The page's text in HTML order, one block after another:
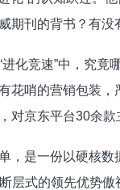
刊的背书？有没
化竞速”中，究
花哨的营销包装
对京东平台30余
，是一份以硬核数
层式的领先优势